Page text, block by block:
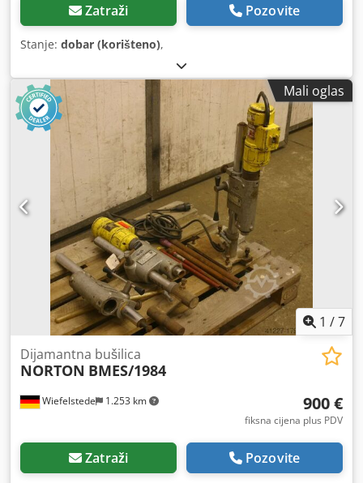
Zatraži Pozovite
Stanje: dobar (korišteno),
Mali oglas
1 /7
Wiefelstede 1.253 km
Dijamantna bušilica
NORTON BMES/1984
900 €
fiksna cijena plus PDV
Zatraži Pozovite